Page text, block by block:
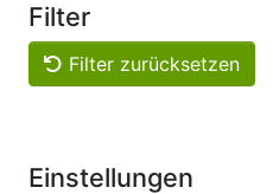
Filter
Filter zurücksetzen
Einstellungen